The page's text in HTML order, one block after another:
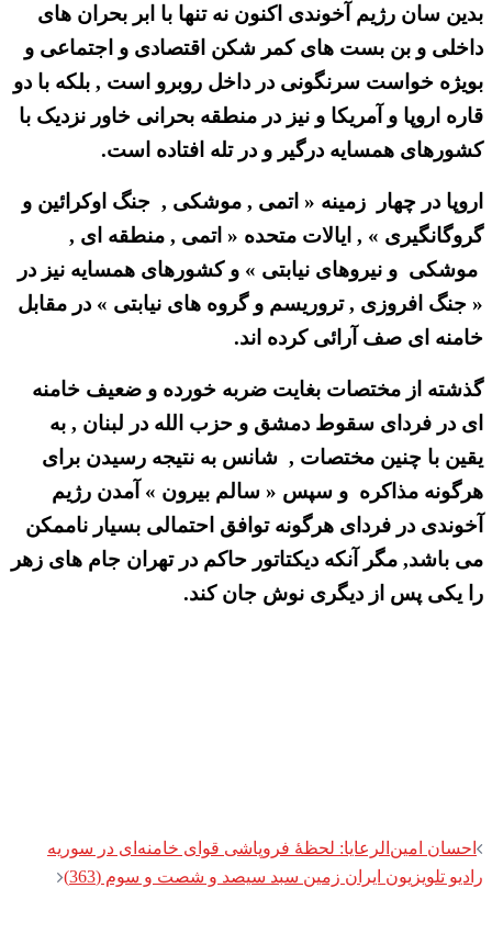
بدین سان رژیم آخوندی اکنون نه تنها با ابر بحران های
داخلی و بن بست های کمر شکن اقتصادی و اجتماعی و
بویژه خواست سرنگونی در داخل روبرو است , بلکه با دو
قاره اروپا و آمریکا و نیز در منطقه بحرانی خاور نزدیک با
کشورهای همسایه درگیر و در تله افتاده است.
اروپا در چهار زمینه « اتمی , موشکی , جنگ اوکرائین و
گروگانگیری » , ایالات متحده « اتمی , منطقه ای ,
موشکی و نیروهای نیابتی » و کشورهای همسایه نیز در
« جنگ افروزی , تروریسم و گروه های نیابتی » در مقابل
خامنه ای صف آرائی کرده اند.
گذشته از مختصات بغایت ضربه خورده و ضعیف خامنه
ای در فردای سقوط دمشق و حزب الله در لبنان , به
یقین با چنین مختصات , شانس به نتیجه رسیدن برای
هرگونه مذاکره و سپس « سالم بیرون » آمدن رژیم
آخوندی در فردای هرگونه توافق احتمالی بسیار ناممکن
می باشد, مگر آنکه دیکتاتور حاکم در تهران جام های زهر
را یکی پس از دیگری نوش جان کند.
Post
navigation
احسان امین‌الرعایا: لحظهٔ فروپاشی قوای خامنه‌ای در سوریه
رادیو تلویزیون ایران زمین سبد سیصد و شصت و سوم (363)